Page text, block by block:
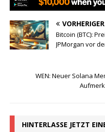
VORHERIGER
Bitcoin (BTC):
JPMorgan vor
WEN: Neuer Solana
HINTERLASSE JETZT